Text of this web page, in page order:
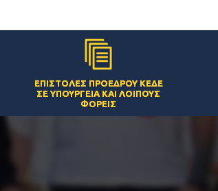
ΕΠΙΣΤΟΛΈΣ ΠΡΟΈΔΡΟΥ ΚΕΔΕ
ΣΕ ΥΠΟΥΡΓΕΊΑ ΚΑΙ ΛΟΙΠΟΎΣ
ΦΟΡΕΊΣ